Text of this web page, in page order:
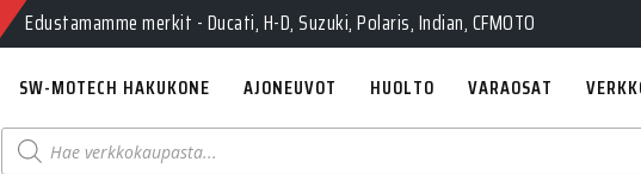
Myynti Ma-Pe 10-18, La 10-14, Huolto Ma-Pe 9-17
Edustamamme merkit - Ducati, H-D, Suzuki, Polaris, Indian, CFMOTO
SW-MOTECH HAKUKONE AJONEUVOT HUOLTO VARAOSAT
Products
search